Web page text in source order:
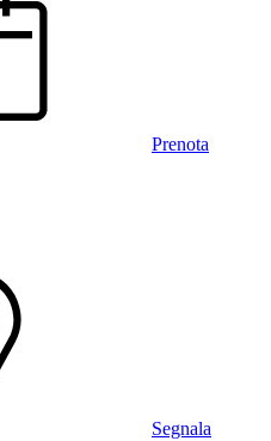
Prenota
Segnala